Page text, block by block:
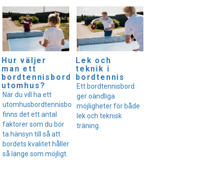
Hur väljer
man ett
bordtennisbord
utomhus?
När du vill ha ett
utomhusbordtennisbord
finns det ett antal
faktorer som du bör
ta hänsyn till så att
bordets kvalitet håller
så länge som möjligt.
Lek och
teknik i
bordtennis
Ett bordtennisbord
ger oändliga
möjligheter för både
lek och teknisk
träning.